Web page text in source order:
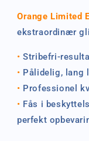
Orange Limited
ekstraordinær
• Stribefri-
• Pålidelig, lang
• Professionel
• Fås i
perfekt